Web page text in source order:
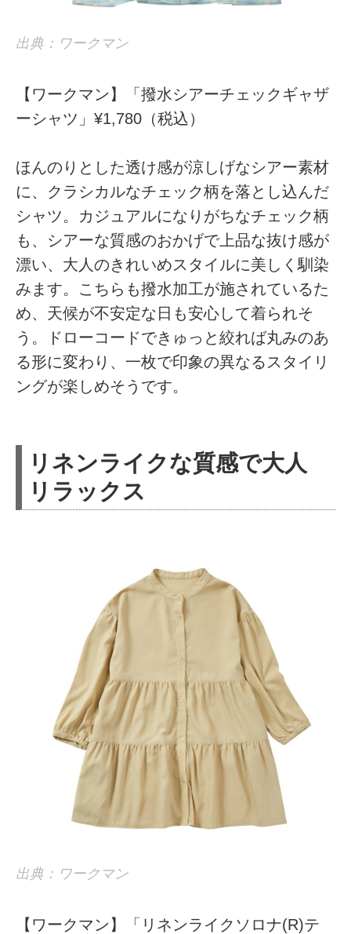
出典：ワークマン
【ワークマン】「撥水シアーチェックギャザ
ーシャツ」¥1,780（税込）
ほんのりとした透け感が涼しげなシアー素材
に、クラシカルなチェック柄を落とし込んだ
シャツ。カジュアルになりがちなチェック柄
も、シアーな質感のおかげで上品な抜け感が
漂い、大人のきれいめスタイルに美しく馴染
みます。こちらも撥水加工が施されているた
め、天候が不安定な日も安心して着られそ
う。ドローコードできゅっと絞れば丸みのあ
る形に変わり、一枚で印象の異なるスタイリ
ングが楽しめそうです。
リネンライクな質感で大人
リラックス
出典：ワークマン
【ワークマン】「リネンライクソロナ(R)テ